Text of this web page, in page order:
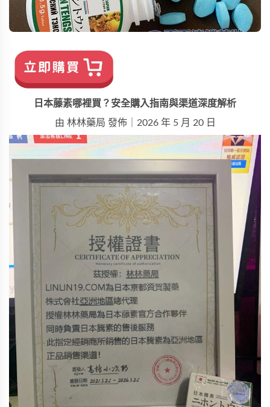
日本藤素哪裡買？安全購入指南與渠道深度解析
由 林林藥局 發佈｜2026 年 5 月 20 日